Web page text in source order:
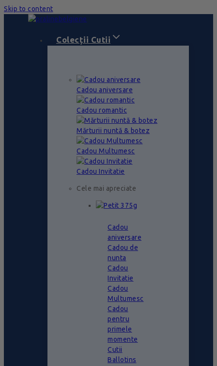
Skip to content
Colecții Cutii
Cadou aniversare
Cadou romantic
Mărturii nuntă & botez
Cadou Multumesc
Cadou Invitatie
Cele mai apreciate
Cadou
aniversare
Cadou de
nunta
Cadou
Invitatie
Cadou
Multumesc
Cadou
pentru
primele
momente
Cutii
Ballotins